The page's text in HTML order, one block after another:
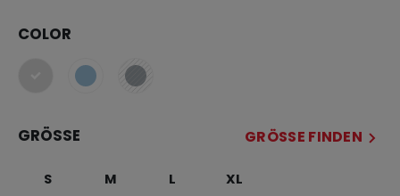
COLOR
ausgewählt
GRÖSSE GRÖSSE FINDEN
S M L XL